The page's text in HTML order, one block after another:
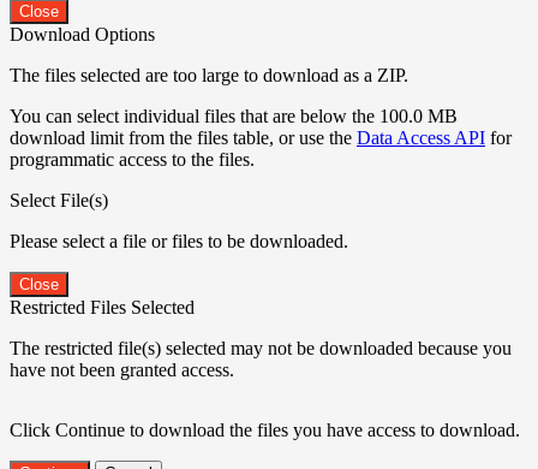
Close
Download Options
The files selected are too large to download as a ZIP.
You can select individual files that are below the 100.0 MB
download limit from the files table, or use the Data Access API for
programmatic access to the files.
Select File(s)
Please select a file or files to be downloaded.
Close
Restricted Files Selected
The restricted file(s) selected may not be downloaded because you
have not been granted access.
Click Continue to download the files you have access to download.